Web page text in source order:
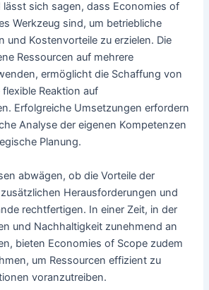
lässt sich sagen, dass Economies of
Werkzeug sind, um betriebliche
und Kostenvorteile zu erzielen. Die
Ressourcen auf mehrere
ermöglicht die Schaffung von
Reaktion auf
Erfolgreiche Umsetzungen erfordern
Analyse der eigenen Kompetenzen
Planung.
abwägen, ob die Vorteile der
Herausforderungen und
rechtfertigen. In einer Zeit, in der
und Nachhaltigkeit zunehmend an
bieten Economies of Scope zudem
um Ressourcen effizient zu
voranzutreiben.